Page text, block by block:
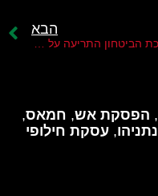
הבא
, הפסקת אש, חמאס,
נתניהו, עסקת חילופי